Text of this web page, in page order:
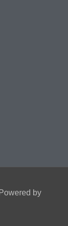
by